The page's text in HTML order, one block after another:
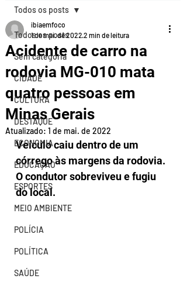
Todos os posts
Sem categoria
CIDADE
CULTURA
DESTAQUE
ECONOMIA
EDUCAÇÃO
ESPORTES
MEIO AMBIENTE
POLÍCIA
POLÍTICA
SAÚDE
Todos os posts
Acidente de carro na
rodovia MG-010 mata
quatro pessoas em
Minas Gerais
ibiaemfoco
1 de mai. de 2022 2 min de leitura
Atualizado: 1 de mai. de 2022
Veículo caiu dentro de um
córrego às margens da rodovia.
O condutor sobreviveu e fugiu
do local.